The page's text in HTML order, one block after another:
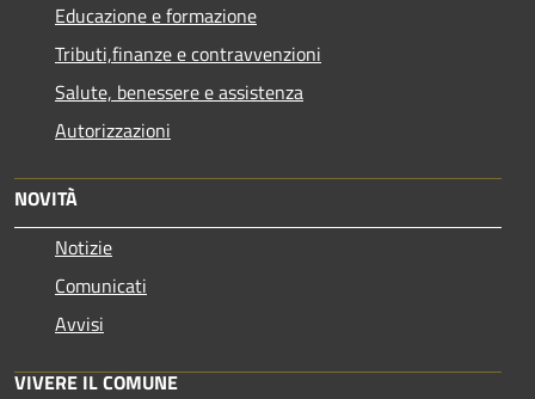
Educazione e formazione
Tributi,finanze e contravvenzioni
Salute, benessere e assistenza
Autorizzazioni
NOVITÀ
Notizie
Comunicati
Avvisi
VIVERE IL COMUNE